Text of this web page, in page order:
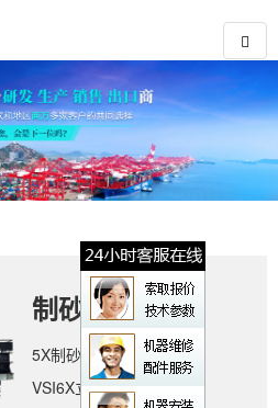
制砂设备
5X制砂机
VSI6X立轴冲击式破碎机